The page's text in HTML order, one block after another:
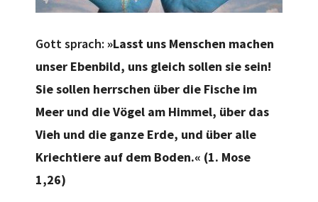
Gott sprach: »Lasst uns Menschen machen
unser Ebenbild, uns gleich sollen sie sein!
Sie sollen herrschen über die Fische im
Meer und die Vögel am Himmel, über das
Vieh und die ganze Erde, und über alle
Kriechtiere auf dem Boden.« (1. Mose
1,26)